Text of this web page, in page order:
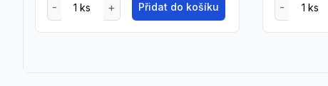
Přidat do košíku